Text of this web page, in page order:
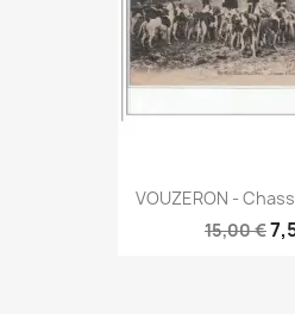
VOUZERON -
15,00 €